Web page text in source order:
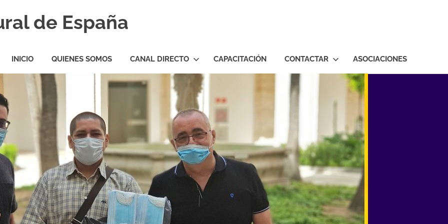
de España
INICIO QUIENES SOMOS CANAL DIRECTO CAPACITACIÓN CONTACTAR ASOCIACIONES